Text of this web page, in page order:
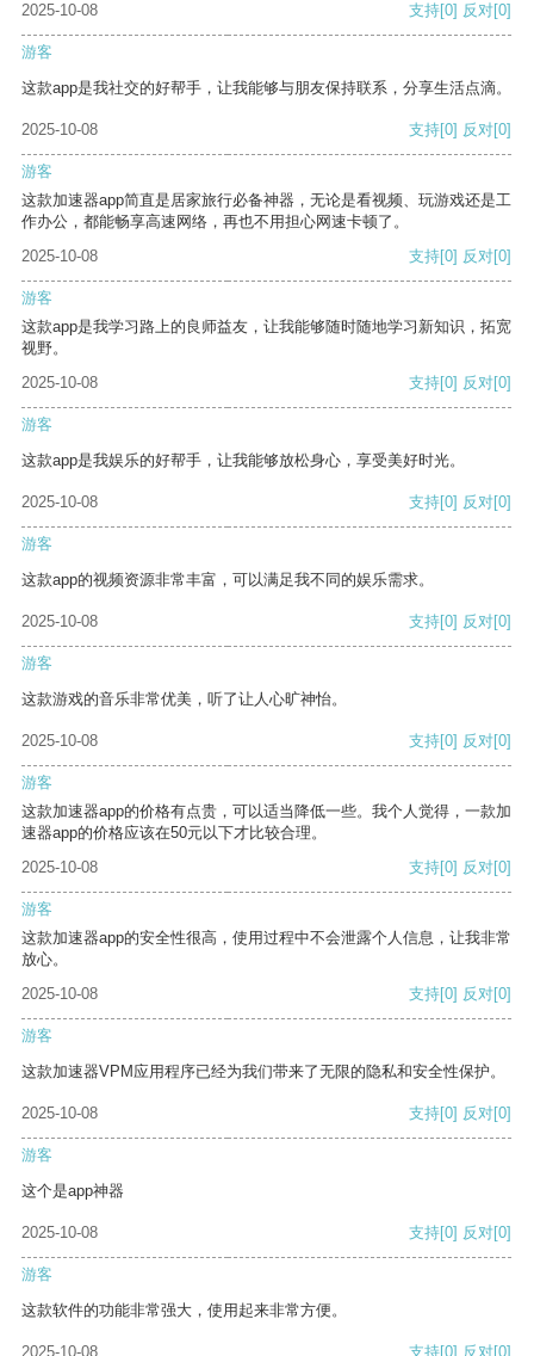
2025-10-08 支持[0] 反对[0]
游客
这款app是我社交的好帮手，让我能够与朋友保持联系，分享生活点滴。
2025-10-08 支持[0] 反对[0]
游客
这款加速器app简直是居家旅行必备神器，无论是看视频、玩游戏还是工
作办公，都能畅享高速网络，再也不用担心网速卡顿了。
2025-10-08
支持[0] 反对[0]
游客
这款app是我学习路上的良师益友，让我能够随时随地学习新知识，拓宽
视野。
2025-10-08
支持[0] 反对[0]
游客
这款app是我娱乐的好帮手，让我能够放松身心，享受美好时光。
2025-10-08 支持[0] 反对[0]
游客
这款app的视频资源非常丰富，可以满足我不同的娱乐需求。
2025-10-08 支持[0] 反对[0]
游客
这款游戏的音乐非常优美，听了让人心旷神怡。
2025-10-08 支持[0] 反对[0]
游客
这款加速器app的价格有点贵，可以适当降低一些。我个人觉得，一款加
速器app的价格应该在50元以下才比较合理。
2025-10-08
支持[0] 反对[0]
游客
这款加速器app的安全性很高，使用过程中不会泄露个人信息，让我非常
放心。
2025-10-08
支持[0] 反对[0]
游客
这款加速器VPM应用程序已经为我们带来了无限的隐私和安全性保护。
2025-10-08 支持[0] 反对[0]
游客
这个是app神器
2025-10-08 支持[0] 反对[0]
游客
这款软件的功能非常强大，使用起来非常方便。
2025-10-08 支持[0] 反对[0]